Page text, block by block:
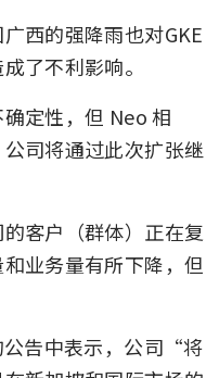
西的强降雨也对GKE
了不利影响。
定性，但 Neo 相
司将通过此次扩张继
客户（群体）正在复
业务量有所下降，但
公告中表示，公司“将